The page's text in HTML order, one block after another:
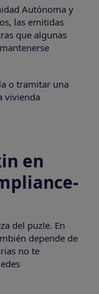
Autónoma y
las emitidas
que algunas
o tramitar una
vivienda
en
del puzle. En
depende de
no te